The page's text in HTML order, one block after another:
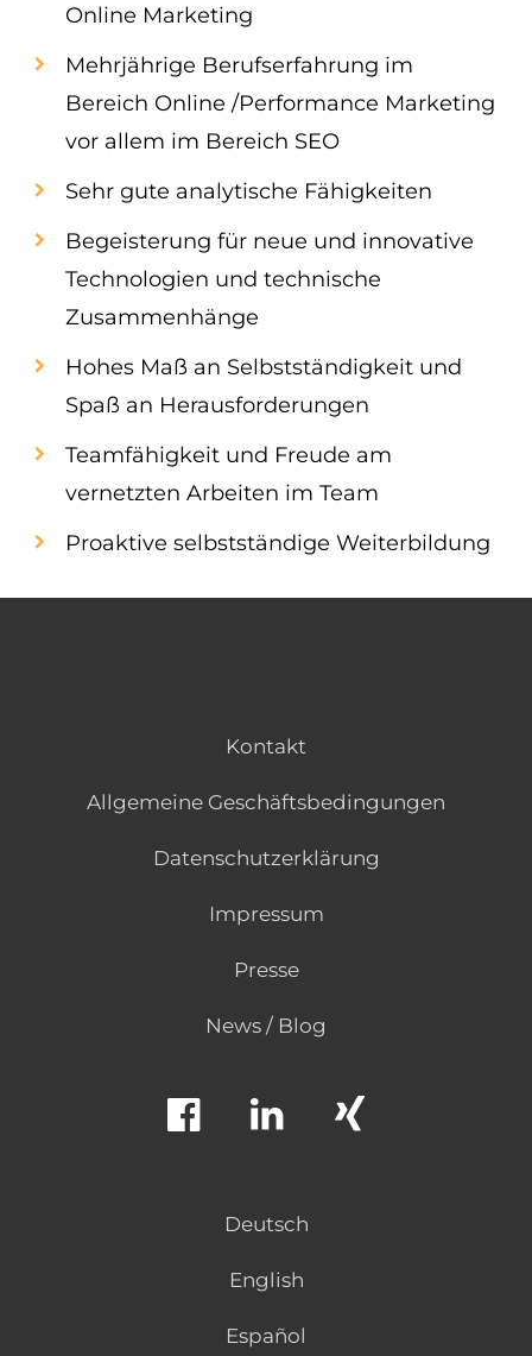
Online Marketing
Mehrjährige Berufserfahrung im
Bereich Online /Performance Marketing
vor allem im Bereich SEO
Sehr gute analytische Fähigkeiten
Begeisterung für neue und innovative
Technologien und technische
Zusammenhänge
Hohes Maß an Selbstständigkeit und
Spaß an Herausforderungen
Teamfähigkeit und Freude am
vernetzten Arbeiten im Team
Proaktive selbstständige Weiterbildung
Kontakt
Allgemeine Geschäftsbedingungen
Datenschutzerklärung
Impressum
Presse
News / Blog
Deutsch
English
Español